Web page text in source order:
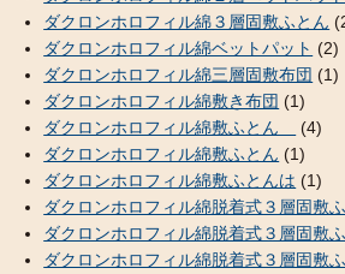
ダクロンホロフィル綿３層固敷ふとん
ダクロンホロフィル綿ベットパット (2)
ダクロンホロフィル綿三層固敷布団 (1)
ダクロンホロフィル綿敷き布団 (1)
ダクロンホロフィル綿敷ふとん
(4)
ダクロンホロフィル綿敷ふとん (1)
ダクロンホロフィル綿敷ふとんは (1)
ダクロンホロフィル綿脱着式３層固敷
ダクロンホロフィル綿脱着式３層固敷
ダクロンホロフィル綿脱着式３層固敷